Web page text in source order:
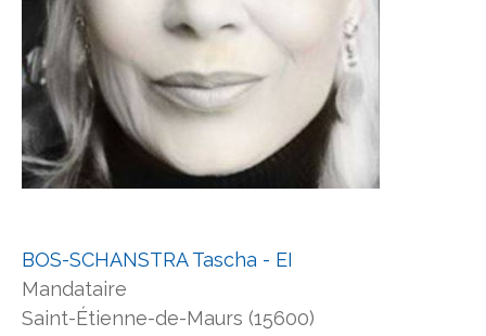
BOS-SCHANSTRA Tascha - EI
Mandataire
Saint-Étienne-de-Maurs (15600)